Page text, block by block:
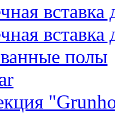
вставка
вставка
полы